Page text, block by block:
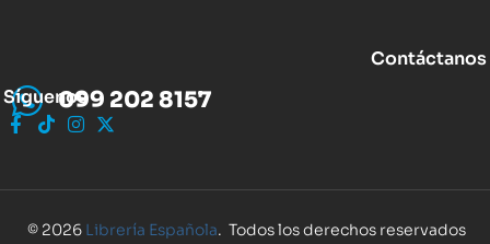
Contáctanos
099 202 8157
Síguenos
© 2026 Librería Española. Todos los derechos reservados